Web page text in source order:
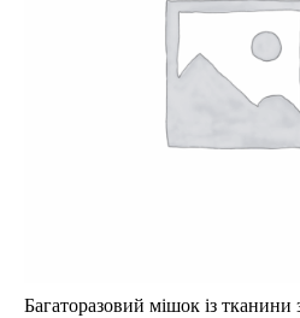
Багаторазовий мішок із тканини